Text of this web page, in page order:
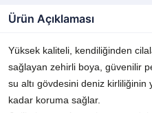
Ürün Açıklaması
Yüksek kaliteli, kendiliğinden
sağlayan zehirli boya, güvenilir
su altı gövdesini deniz
kadar koruma sağlar.